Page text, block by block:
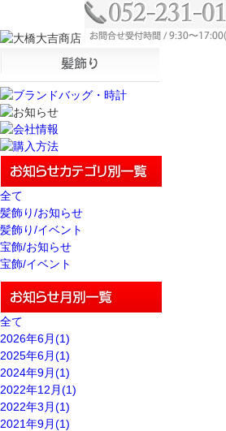
全て
髪飾り/お知らせ
髪飾り/イベント
宝飾/お知らせ
宝飾/イベント
全て
2026年6月(1)
2025年6月(1)
2024年9月(1)
2022年12月(1)
2022年3月(1)
2021年9月(1)